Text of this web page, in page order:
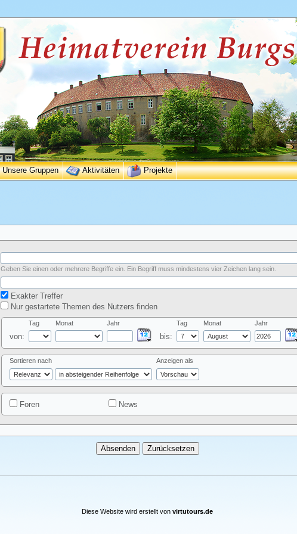
Unsere Gruppen Aktivitäten Projekte
Geben Sie einen oder mehrere Begriffe ein. Ein Begriff muss mindestens vier Zeichen lang sein.
Exakter Treffer
Nur gestartete Themen des Nutzers finden
von:
Tag Monat Jahr
bis:
Tag Monat Jahr
Sortieren nach Anzeigen als
Foren
News
Diese Website wird erstellt von virtutours.de